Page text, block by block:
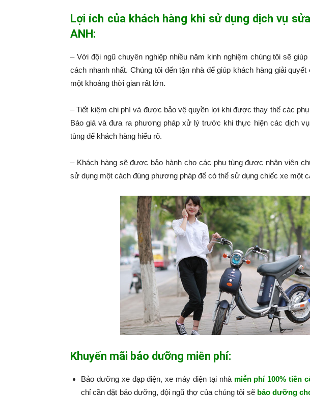
Lợi ích của khách hàng khi sử dụng dịch vụ
ANH:
– Với đội ngũ chuyên nghiệp nhiều năm kinh nghiệm chúng tôi sẽ
cách nhanh nhất. Chúng tôi đến tận nhà để giúp khách hàng giải
một khoảng thời gian rất lớn.
– Tiết kiệm chi phí và được bảo vệ quyền lợi khi được thay thế các
Báo giá và đưa ra phương pháp xử lý trước khi thực hiện các dịch
tùng để khách hàng hiểu rõ.
– Khách hàng sẽ được bảo hành cho các phụ tùng được nhân viên
sử dụng một cách đúng phương pháp để có thể sử dụng chiếc xe một
Khuyến mãi bảo dưỡng miễn phí:
Bảo dưỡng xe đạp điện, xe máy điện tại nhà miễn phí 100% tiền
chỉ cần đặt bảo dưỡng, đội ngũ thợ của chúng tôi sẽ bảo dưỡng